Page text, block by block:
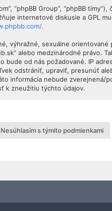
“phpBB Group”, “phpBB
internetové diskusie a GPL
.
výhražné, sexuálne
alebo medzinárodné právo.
od nás požadované. IP
odstrániť, upraviť, presunúť
informácia nebude zverejnená/
k zneužitiu týchto údajov.
Nesúhlasím s týmito podmienkami